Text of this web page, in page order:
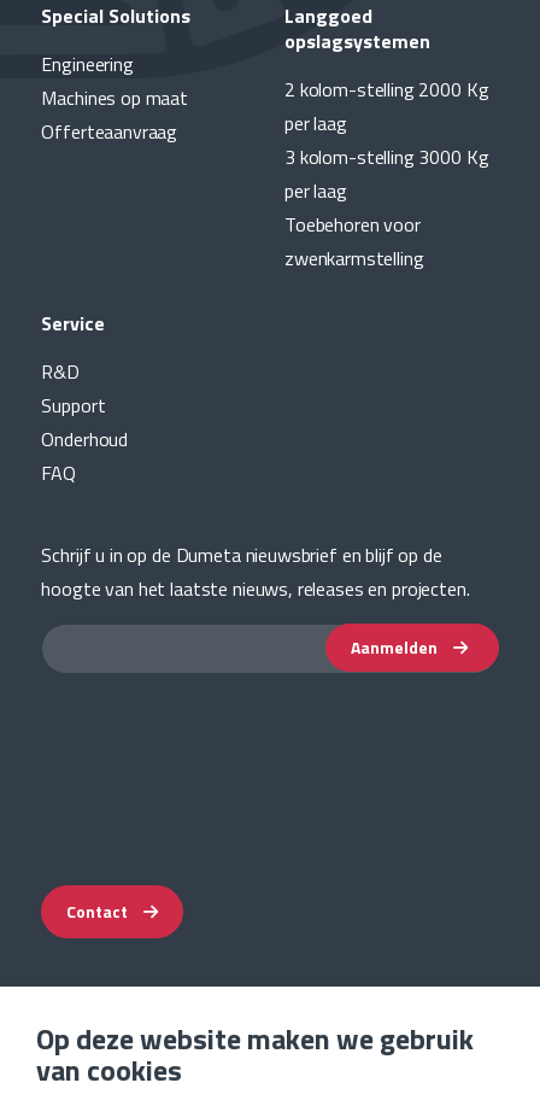
Special Solutions
Engineering
Machines op maat
Offerteaanvraag
Langgoed
opslagsystemen
2 kolom-stelling 2000 Kg
per laag
3 kolom-stelling 3000 Kg
per laag
Toebehoren voor
zwenkarmstelling
Service
R&D
Support
Onderhoud
FAQ
Schrijf u in op de Dumeta nieuwsbrief en blijf op de
hoogte van het laatste nieuws, releases en projecten.
Aanmelden
Contact
Impressum
Op deze website maken we gebruik
van cookies